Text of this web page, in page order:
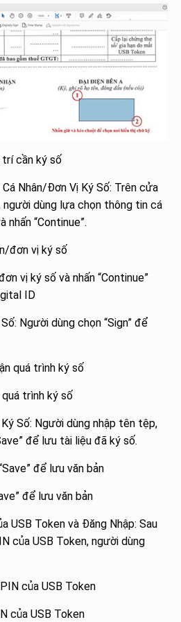
trí cần ký số
Nhân/Đơn Vị Ký Số: Trên cửa
người dùng lựa chọn thông tin cá
nhấn “Continue”.
vị ký số và nhấn “Continue”
ID
Người dùng chọn “Sign” để
quá trình ký số
Số: Người dùng nhập tên tệp,
để lưu tài liệu đã ký số.
để lưu văn bản
USB Token và Đăng Nhập: Sau
của USB Token, người dùng
của USB Token